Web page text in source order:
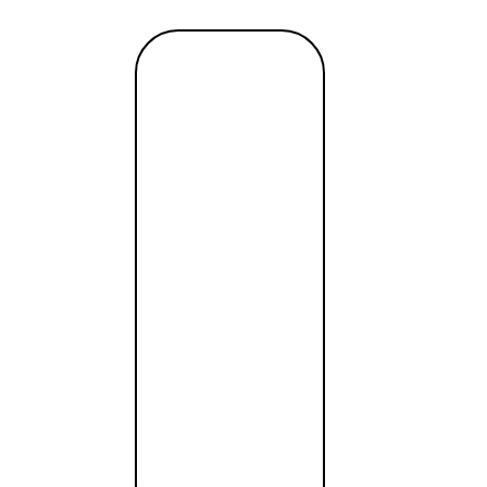
суперсоблазнительным, так что придется
этап – это понимание того, в какой
курирован. Такое наполнение может принимать
тренд.
советов.
и чем точнее он направлен на целевую
подтолкнуть к действию – нажатию кнопки
от целой картины, выстраивая